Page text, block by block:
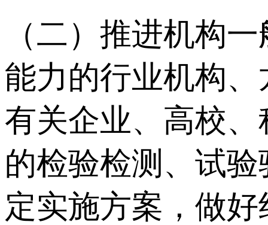
（二）推进机构
能力的行业机构
有关企业、高校
的检验检测、试
定实施方案，做